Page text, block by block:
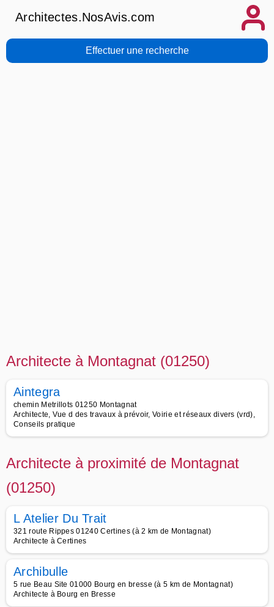
Architectes.NosAvis.com
Effectuer une recherche
Architecte à Montagnat (01250)
Aintegra
chemin Metrillots 01250 Montagnat
Architecte, Vue d des travaux à prévoir, Voirie et réseaux divers (vrd),
Conseils pratique
Architecte à proximité de Montagnat
(01250)
L Atelier Du Trait
321 route Rippes 01240 Certines (à 2 km de Montagnat)
Architecte à Certines
Archibulle
5 rue Beau Site 01000 Bourg en bresse (à 5 km de Montagnat)
Architecte à Bourg en Bresse